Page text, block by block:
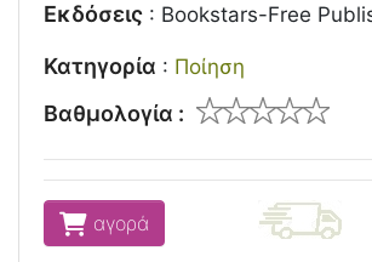
Εκδόσεις : Bookstars-Free
Κατηγορία : Ποίηση
Βαθμολογία :
αγορά